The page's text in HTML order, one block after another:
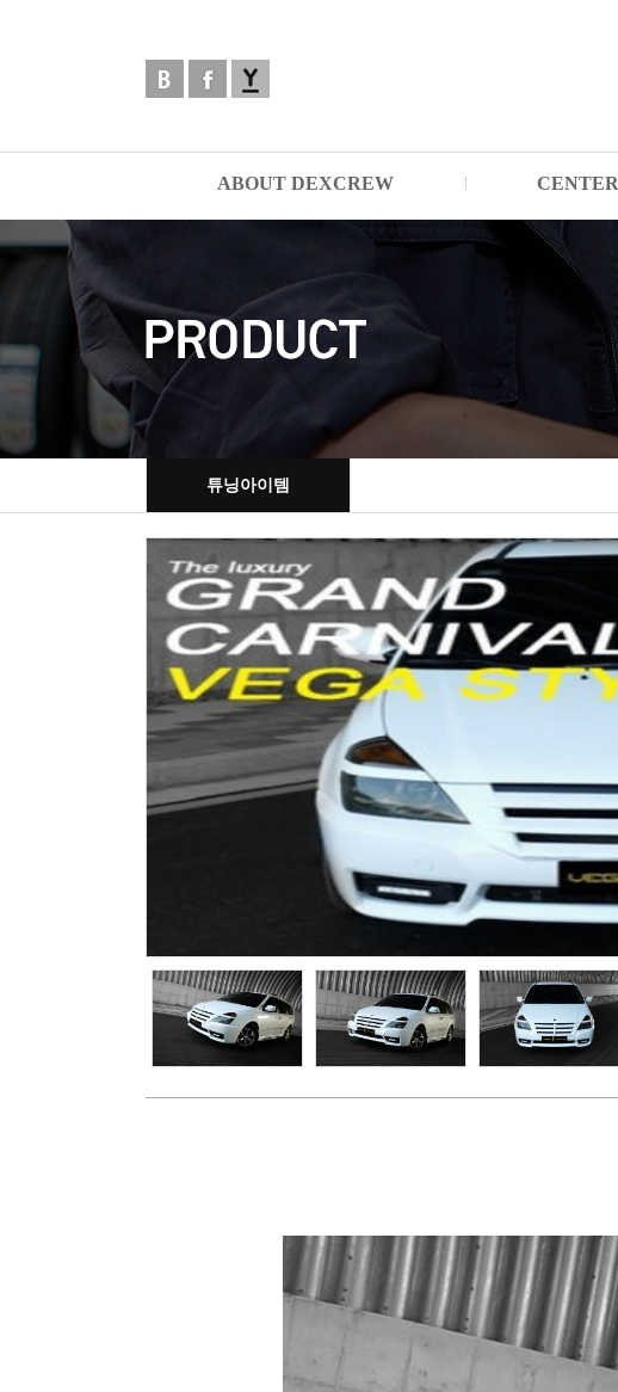
ABOUT DEXCREW CENTER
튜닝아이템